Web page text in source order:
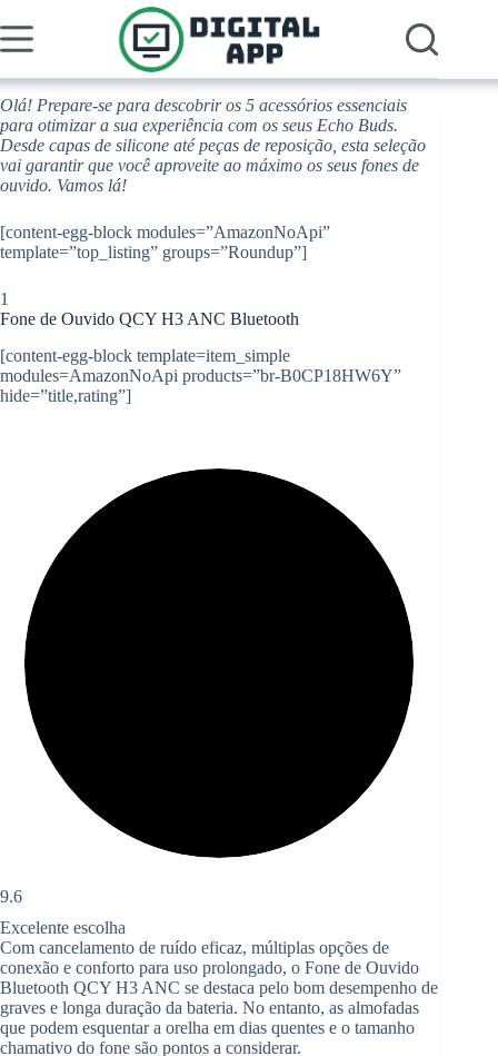
para
o
Olá! Prepare-se para descobrir os 5 acessórios essenciais
para otimizar a sua experiência com os seus Echo Buds.
Desde capas de silicone até peças de reposição, esta seleção
vai garantir que você aproveite ao máximo os seus fones de
ouvido. Vamos lá!
[content-egg-block modules=”AmazonNoApi”
template=”top_listing” groups=”Roundup”]
1
Fone de Ouvido QCY H3 ANC Bluetooth
[content-egg-block template=item_simple
modules=AmazonNoApi products=”br-B0CP18HW6Y”
hide=”title,rating”]
9.6
Excelente escolha
Com cancelamento de ruído eficaz, múltiplas opções de
conexão e conforto para uso prolongado, o Fone de Ouvido
Bluetooth QCY H3 ANC se destaca pelo bom desempenho de
graves e longa duração da bateria. No entanto, as almofadas
que podem esquentar a orelha em dias quentes e o tamanho
chamativo do fone são pontos a considerar.